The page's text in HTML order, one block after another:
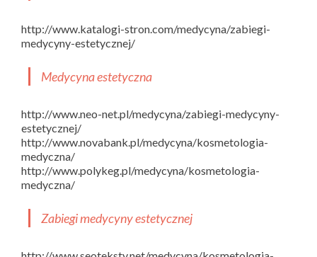
http://www.katalogi-stron.com/medycyna/zabiegi-
medycyny-estetycznej/
Medycyna estetyczna
http://www.neo-net.pl/medycyna/zabiegi-medycyny-
estetycznej/
http://www.novabank.pl/medycyna/kosmetologia-
medyczna/
http://www.polykeg.pl/medycyna/kosmetologia-
medyczna/
Zabiegi medycyny estetycznej